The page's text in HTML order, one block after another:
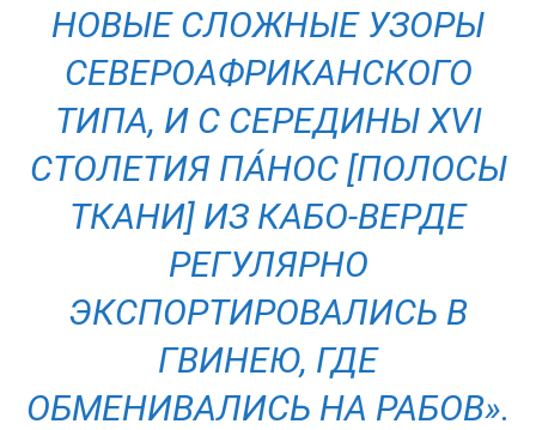
НОВЫЕ СЛОЖНЫЕ УЗОРЫ
СЕВЕРОАФРИКАНСКОГО
ТИПА, И С СЕРЕДИНЫ XVI
СТОЛЕТИЯ ПÁНОС [ПОЛОСЫ
ТКАНИ] ИЗ КАБО-ВЕРДЕ
РЕГУЛЯРНО
ЭКСПОРТИРОВАЛИСЬ В
ГВИНЕЮ, ГДЕ
ОБМЕНИВАЛИСЬ НА РАБОВ».